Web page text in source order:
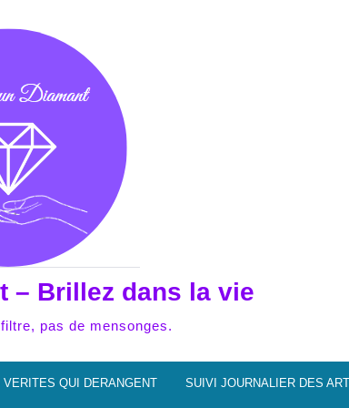
– Brillez dans la vie
pas de mensonges.
VERITES QUI DERANGENT SUIVI JOURNALIER DES